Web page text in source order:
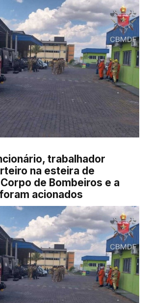
trabalhador
na esteira de
de Bombeiros e a
acionados